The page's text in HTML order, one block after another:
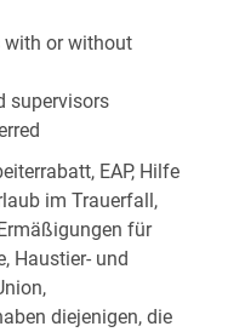
with or without
supervisors
EAP, Hilfe
im Trauerfall,
für
Haustier- und
diejenigen, die